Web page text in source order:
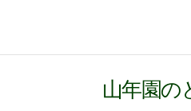
山年園の